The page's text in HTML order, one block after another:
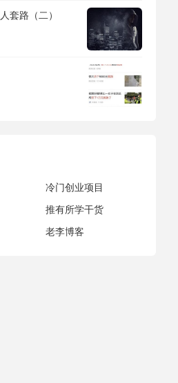
套路（二）
冷门创业项目
推有所学干货
老李博客